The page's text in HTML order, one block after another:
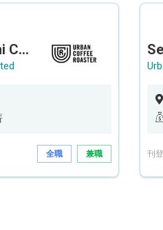
廚師 Commis / Demi Chef (全職/ 兼職) (工作地點:中環)
全職 兼職 刊